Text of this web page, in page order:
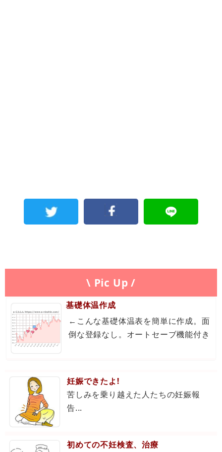
\ Pic Up /
基礎体温作成
←こんな基礎体温表を簡単に作成。面
倒な登録なし。オートセーブ機能付き
妊娠できたよ!
苦しみを乗り越えた人たちの妊娠報
告...
初めての不妊検査、治療